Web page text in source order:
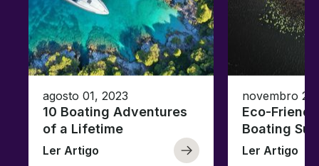
agosto 01, 2023
10 Boating Adventures
of a Lifetime
Ler Artigo
novembro
Eco-
Boating
Ler Artigo